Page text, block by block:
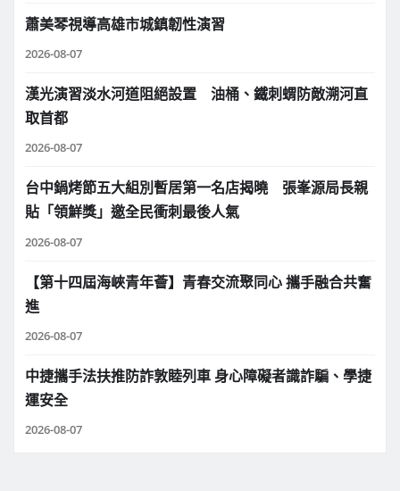
蕭美琴視導高雄市城鎮韌性演習
2026-08-07
漢光演習淡水河道阻絕設置 油桶、鐵刺蝟防敵溯河直
取首都
2026-08-07
台中鍋烤節五大組別暫居第一名店揭曉 張峯源局長親
貼「領鮮獎」邀全民衝刺最後人氣
2026-08-07
【第十四屆海峽青年薈】青春交流聚同心 攜手融合共奮
進
2026-08-07
中捷攜手法扶推防詐敦睦列車 身心障礙者識詐騙、學捷
運安全
2026-08-07